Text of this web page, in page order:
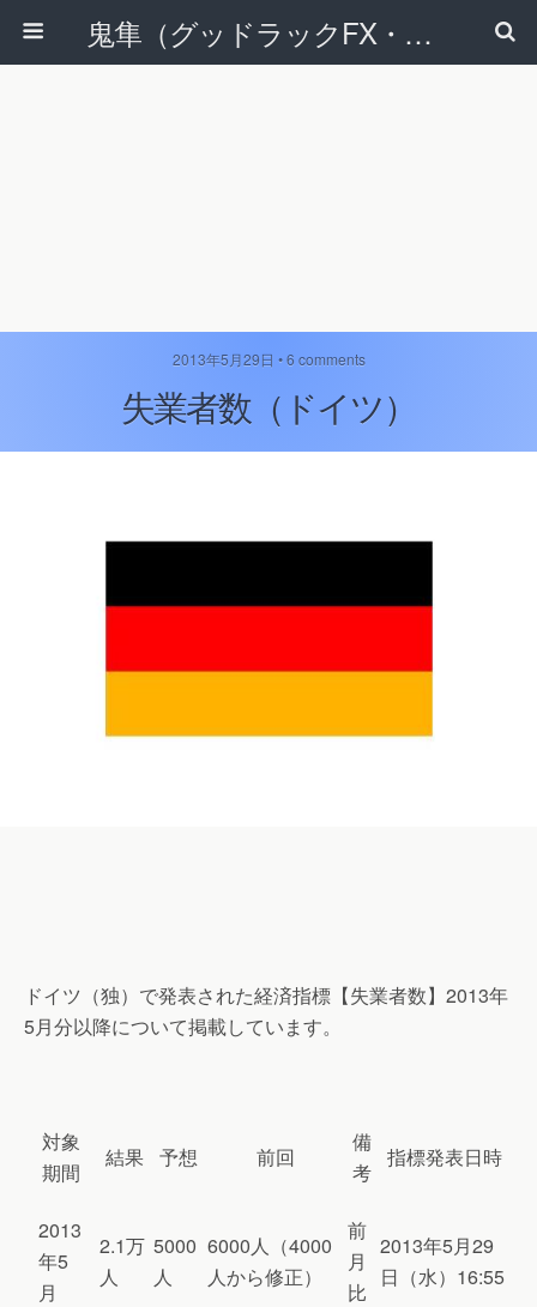
鬼隼（グッドラックFX・改）
2013年5月29日 • 6 comments
失業者数（ドイツ）
ドイツ（独）で発表された経済指標【失業者数】2013年
5月分以降について掲載しています。
対象
期間
結果 予想 前回
備
考
指標発表日時
2013
年5
月
2.1万
人
5000
人
6000人（4000
人から修正）
前
月
比
2013年5月29
日（水）16:55